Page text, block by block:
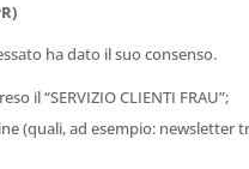
ha dato il suo consenso.
il “SERVIZIO CLIENTI FRAU”;
ad esempio: newsletter